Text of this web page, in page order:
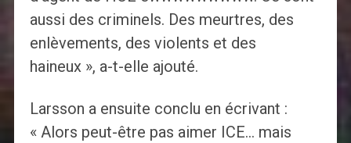
aussi des criminels. Des meurtres, des
enlèvements, des violents et des
haineux », a-t-elle ajouté.
Larsson a ensuite conclu en écrivant :
« Alors peut-être pas aimer ICE… mais